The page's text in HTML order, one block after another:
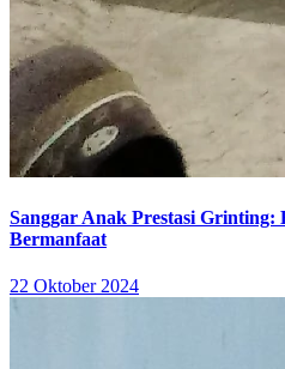
Sanggar Anak Prestasi Grinting:
Bermanfaat
22 Oktober 2024